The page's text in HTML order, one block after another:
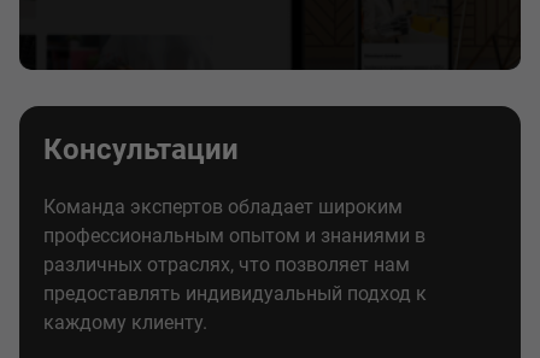
Консультации
Команда экспертов обладает широким
профессиональным опытом и знаниями в
различных отраслях, что позволяет нам
предоставлять индивидуальный подход к
каждому клиенту.